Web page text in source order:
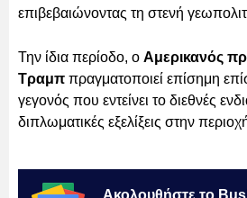
επιβεβαιώνοντας τη στενή
Την ίδια περίοδο, ο Αμερικανός
Τραμπ πραγματοποιεί επίσημη
γεγονός που εντείνει το διεθνές
διπλωματικές εξελίξεις στην
Ακολουθήστε το